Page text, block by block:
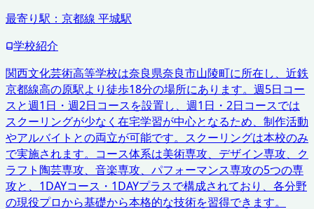
最寄り駅： 京都線 平城駅
学校紹介
関西文化芸術高等学校は奈良県奈良市山陵町に所在し、近鉄
京都線高の原駅より徒歩18分の場所にあります。週5日コー
スと週1日・週2日コースを設置し、週1日・2日コースでは
スクーリングが少なく在宅学習が中心となるため、制作活動
やアルバイトとの両立が可能です。スクーリングは本校のみ
で実施されます。コース体系は美術専攻、デザイン専攻、ク
ラフト陶芸専攻、音楽専攻、パフォーマンス専攻の5つの専
攻と、1DAYコース・1DAYプラスで構成されており、各分野
の現役プロから基礎から本格的な技術を習得できます。